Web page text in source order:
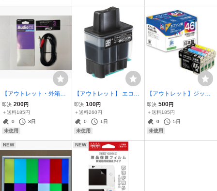
【アウトレット・外箱な
し】VSO オーディオケー
ブル 3m 3.5φステレオミ
ニ-RCA×2 RCA-06-0300
即決 200円
＋送料185円
0
3日
未使用
【アウトレット】 エコリ
カ ブラザー LC09BK対応
リサイクル インク カート
リッジ ブラック ECI-BR0
9B
即決 100円
＋送料260円
0
1日
未使用
【アウトレット】ジット
エプソン IC4CL46 互換
インクカートリッジ 4色 J
IT-E464PZ
即決 500円
＋送料185円
0
5日
未使用
NEW NEW